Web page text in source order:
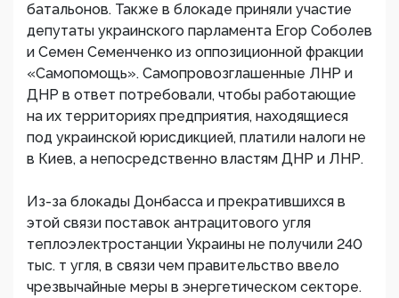
батальонов. Также в блокаде приняли участие
депутаты украинского парламента Егор Соболев
и Семен Семенченко из оппозиционной фракции
«Самопомощь». Самопровозглашенные ЛНР и
ДНР в ответ потребовали, чтобы работающие
на их территориях предприятия, находящиеся
под украинской юрисдикцией, платили налоги не
в Киев, а непосредственно властям ДНР и ЛНР.
Из-за блокады Донбасса и прекратившихся в
этой связи поставок антрацитового угля
теплоэлектростанции Украины не получили 240
тыс. т угля, в связи чем правительство ввело
чрезвычайные меры в энергетическом секторе.